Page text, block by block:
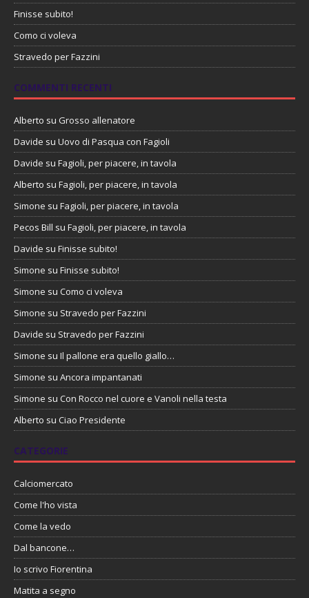
Finisse subito!
Como ci voleva
Stravedo per Fazzini
COMMENTI RECENTI
Alberto su Grosso allenatore
Davide su Uovo di Pasqua con Fagioli
Davide su Fagioli, per piacere, in tavola
Alberto su Fagioli, per piacere, in tavola
Simone su Fagioli, per piacere, in tavola
Pecos Bill su Fagioli, per piacere, in tavola
Davide su Finisse subito!
Simone su Finisse subito!
Simone su Como ci voleva
Simone su Stravedo per Fazzini
Davide su Stravedo per Fazzini
Simone su Il pallone era quello giallo…
Simone su Ancora impantanati
Simone su Con Rocco nel cuore e Vanoli nella testa
Alberto su Ciao Presidente
CATEGORIE
Calciomercato
Come l'ho vista
Come la vedo
Dal bancone…
Io scrivo Fiorentina
Matita a segno